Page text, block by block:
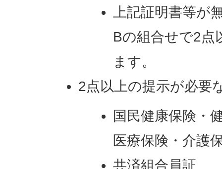
上記証明書等が
Bの組合せで2点
ます。
2点以上の提示が必要
国民健康保険・
医療保険・介護
共済組合員証